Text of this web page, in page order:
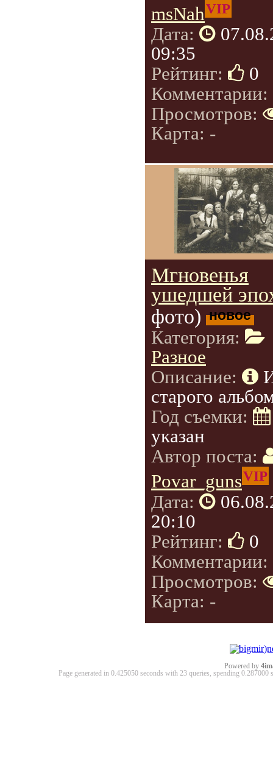
msNahVIP
Дата:
09:35
Рейтинг:
0
Комментарии:
Просмотров:
Карта: -
Мгновенья
ушедшей
фото) новое
Категория:
Разное
Описание:
старого
Год съемки:
указан
Автор поста:
Povar_gunsVIP
Дата:
20:10
Рейтинг:
0
Комментарии:
Просмотров:
Карта: -
Powered by
Page generated in 0.425050 seconds with 23 queries, spending